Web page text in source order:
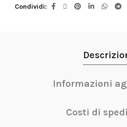
Condividi
Informazioni
Costi di